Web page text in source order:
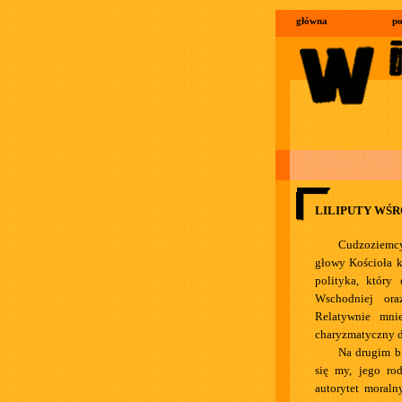
główna
LILIPUTY
głowy
polityka, który
Wschodniej
Relatywnie
charyzmatyczny
Na drugim
się my, jego
autorytet